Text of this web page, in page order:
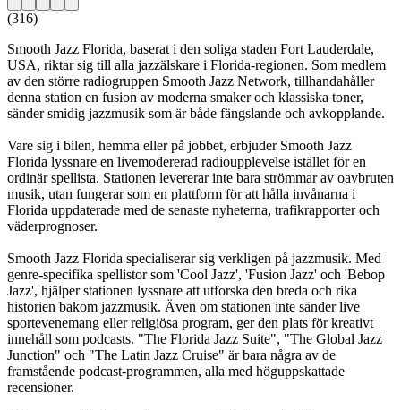
(316)
Smooth Jazz Florida, baserat i den soliga staden Fort Lauderdale,
USA, riktar sig till alla jazzälskare i Florida-regionen. Som medlem
av den större radiogruppen Smooth Jazz Network, tillhandahåller
denna station en fusion av moderna smaker och klassiska toner,
sänder smidig jazzmusik som är både fängslande och avkopplande.
Vare sig i bilen, hemma eller på jobbet, erbjuder Smooth Jazz
Florida lyssnare en livemodererad radioupplevelse istället för en
ordinär spellista. Stationen levererar inte bara strömmar av oavbruten
musik, utan fungerar som en plattform för att hålla invånarna i
Florida uppdaterade med de senaste nyheterna, trafikrapporter och
väderprognoser.
Smooth Jazz Florida specialiserar sig verkligen på jazzmusik. Med
genre-specifika spellistor som 'Cool Jazz', 'Fusion Jazz' och 'Bebop
Jazz', hjälper stationen lyssnare att utforska den breda och rika
historien bakom jazzmusik. Även om stationen inte sänder live
sportevenemang eller religiösa program, ger den plats för kreativt
innehåll som podcasts. "The Florida Jazz Suite", "The Global Jazz
Junction" och "The Latin Jazz Cruise" är bara några av de
framstående podcast-programmen, alla med höguppskattade
recensioner.